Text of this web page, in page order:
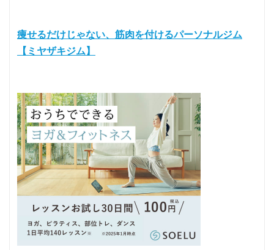
痩せるだけじゃない、筋肉を付けるパーソナルジム
【ミヤザキジム】